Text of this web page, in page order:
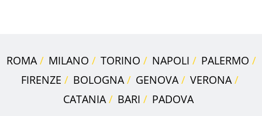
ROMA MILANO TORINO NAPOLI
PALERMO
FIRENZE
BOLOGNA GENOVA
VERONA
CATANIA
BARI PADOVA